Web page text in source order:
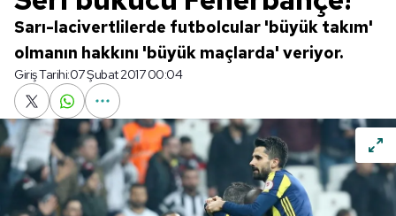
Sarı-lacivertlilerde futbolcular 'büyük takım'
olmanın hakkını 'büyük maçlarda' veriyor.
Giriş Tarihi:07 Şubat 2017 00:04